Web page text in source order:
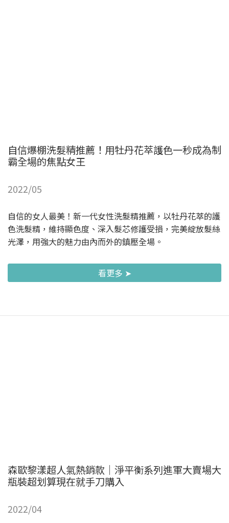
自信爆棚洗髮精推薦！用牡丹花萃護色一秒成為制
霸全場的焦點女王
2022/05
自信的女人最美！新一代女性洗髮精推薦，以牡丹花萃的護
色洗髮精，維持顯色度、深入髮芯修護受損，完美綻放髮絲
光澤，用強大的魅力由內而外的鎮壓全場。
看更多 ➤
森歐黎漾超人氣熱銷款｜淨平衡系列進軍大賣場大
瓶裝超划算現在就手刀購入
2022/04